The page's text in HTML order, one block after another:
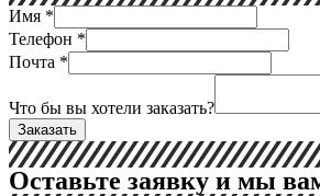
Имя *
Телефон *
Почта *
Что бы вы хотели заказать?
Заказать
Оставьте заявку и мы